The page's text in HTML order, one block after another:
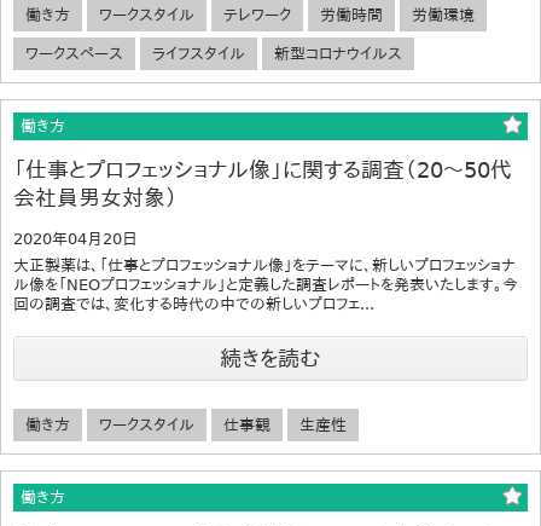
働き方 ワークスタイル テレワーク 労働時間 労働環境
ワークスペース ライフスタイル 新型コロナウイルス
働き方
「仕事とプロフェッショナル像」に関する調査（20～50代
会社員男女対象）
2020年04月20日
大正製薬は、「仕事とプロフェッショナル像」をテーマに、新しいプロフェッショナ
ル像を「NEOプロフェッショナル」と定義した調査レポートを発表いたします。今
回の調査では、変化する時代の中での新しいプロフェ...
続きを読む
働き方 ワークスタイル 仕事観 生産性
働き方